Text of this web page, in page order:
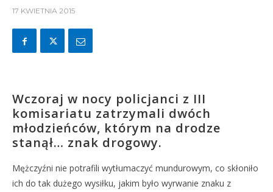
17 KWIETNIA 2015
Wczoraj w nocy policjanci z III
komisariatu zatrzymali dwóch
młodzieńców, którym na drodze
stanął… znak drogowy.
Mężczyźni nie potrafili wytłumaczyć mundurowym, co skłoniło
ich do tak dużego wysiłku, jakim było wyrwanie znaku z